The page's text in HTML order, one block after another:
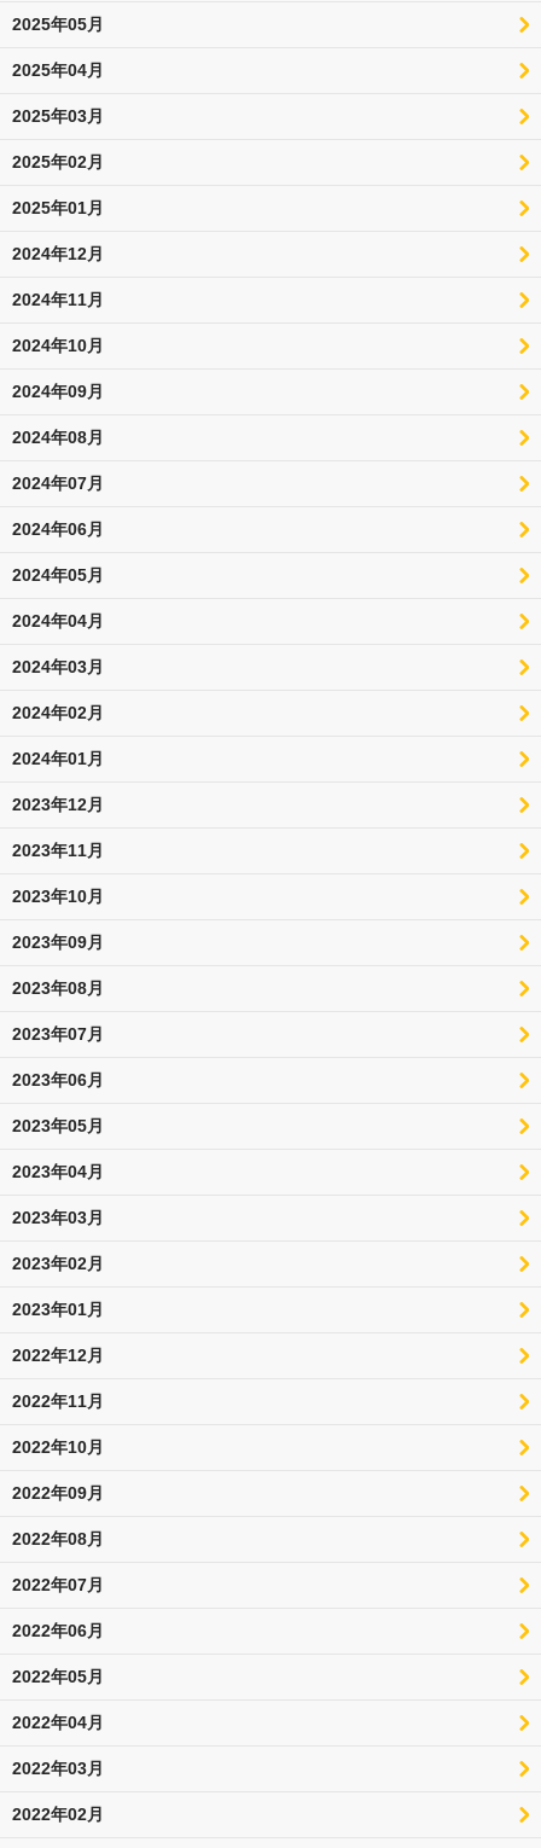
2025年05月
2025年04月
2025年03月
2025年02月
2025年01月
2024年12月
2024年11月
2024年10月
2024年09月
2024年08月
2024年07月
2024年06月
2024年05月
2024年04月
2024年03月
2024年02月
2024年01月
2023年12月
2023年11月
2023年10月
2023年09月
2023年08月
2023年07月
2023年06月
2023年05月
2023年04月
2023年03月
2023年02月
2023年01月
2022年12月
2022年11月
2022年10月
2022年09月
2022年08月
2022年07月
2022年06月
2022年05月
2022年04月
2022年03月
2022年02月